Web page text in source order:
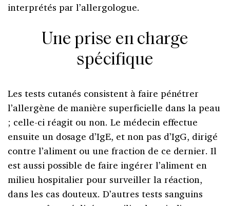
interprétés par l’allergologue.
Une prise en charge
spécifique
Les tests cutanés consistent à faire pénétrer
l’allergène de manière superficielle dans la peau
; celle-ci réagit ou non. Le médecin effectue
ensuite un dosage d’IgE, et non pas d’IgG, dirigé
contre l’aliment ou une fraction de ce dernier. Il
est aussi possible de faire ingérer l’aliment en
milieu hospitalier pour surveiller la réaction,
dans les cas douteux. D’autres tests sanguins